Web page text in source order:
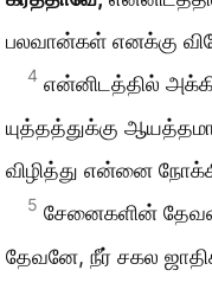
பலவான்கள் எனக்கு
4 என்னிடத்தில்
யுத்தத்துக்கு
விழித்து என்னை
5 சேனைகளின்
தேவனே, நீர் சகல